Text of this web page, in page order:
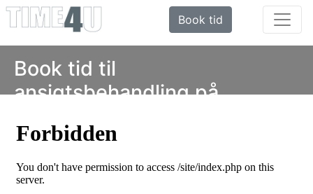
Book tid
Book tid til
ansigtsbehandling på